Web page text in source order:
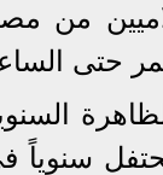
من
حتى